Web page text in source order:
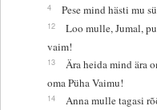
4 Pese mind hästi mu
12
Loo mulle, Jumal,
vaim!
13
Ära heida mind ära
oma Püha Vaimu!
14
Anna mulle tagasi